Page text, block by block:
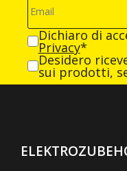
Dichiaro di
Privacy*
Desidero
sui prodotti,